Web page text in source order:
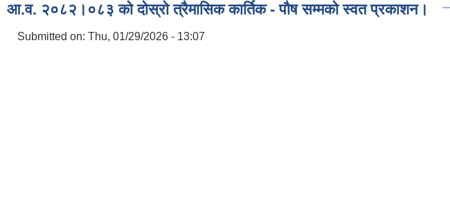
आ.व. २०८२।०८३ को दोस्रो त्रैमासिक कार्तिक - पौष सम्मको स्वत प्रकाशन।
Submitted on: Thu, 01/29/2026 - 13:07